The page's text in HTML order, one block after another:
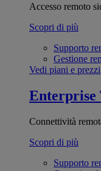
Accesso remoto
Scopri di più
Supporto
Gestione
Vedi piani e prezzi
Enterprise
Connettività
Scopri di più
Supporto